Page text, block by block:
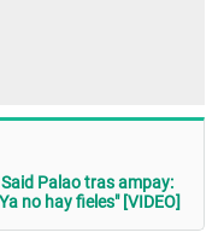
Palao tras ampay:
no hay fieles" [VIDEO]